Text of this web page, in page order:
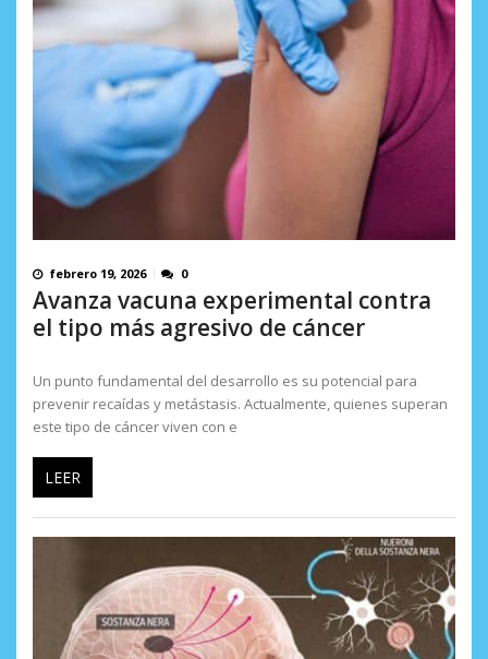
febrero 19, 2026 0
Avanza vacuna experimental contra
el tipo más agresivo de cáncer
Un punto fundamental del desarrollo es su potencial para
prevenir recaídas y metástasis. Actualmente, quienes superan
este tipo de cáncer viven con e
LEER